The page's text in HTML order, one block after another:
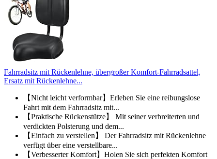
Fahrradsitz mit Rückenlehne, übergroßer Komfort-Fahrradsattel,
Ersatz mit Rückenlehne...
【Nicht leicht verformbar】Erleben Sie eine reibungslose
Fahrt mit dem Fahrradsitz mit...
【Praktische Rückenstütze】 Mit seiner verbreiterten und
verdickten Polsterung und dem...
【Einfach zu verstellen】 Der Fahrradsitz mit Rückenlehne
verfügt über eine verstellbare...
【Verbesserter Komfort】Holen Sie sich perfekten Komfort